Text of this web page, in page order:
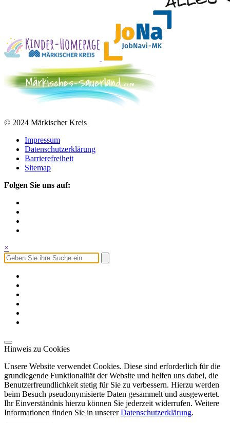
© 2024 Märkischer Kreis
Impressum
Datenschutzerklärung
Barrierefreiheit
Sitemap
Folgen Sie uns auf:
×
Hinweis zu Cookies
Unsere Website verwendet Cookies. Diese sind erforderlich für die
grundlegende Funktionalität der Website und helfen uns dabei, die
Benutzerfreundlichkeit stetig für Sie zu verbessern. Hierzu werden
beim Besuch pseudonymisierte Daten gesammelt und ausgewertet.
Ihr Einverständnis hierzu können Sie jederzeit widerrufen. Weitere
Informationen finden Sie in unsererDatenschutzerklärung.